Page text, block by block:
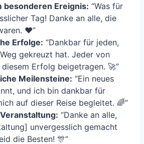
besonderen Ereignis: “Was für
Tag! Danke an alle, die
❤️”
Erfolge: “Dankbar für jeden,
gekreuzt hat. Jeder von
Erfolg beigetragen. 🚀”
Meilensteine: “Ein neues
und ich bin dankbar für
auf dieser Reise begleitet. 🌈”
“Danke an alle,
unvergesslich gemacht
die Besten! 🎊”